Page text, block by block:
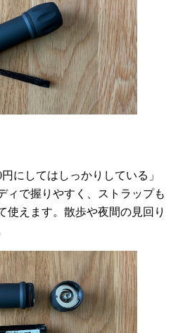
にしてはしっかりしている」
ィで握りやすく、ストラップも
使えます。散歩や夜間の見回り